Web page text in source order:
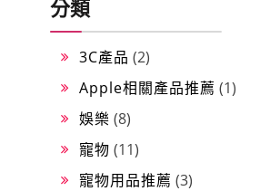
分類
3C產品 (2)
Apple相關產品推薦 (1)
娛樂 (8)
寵物 (11)
寵物用品推薦 (3)